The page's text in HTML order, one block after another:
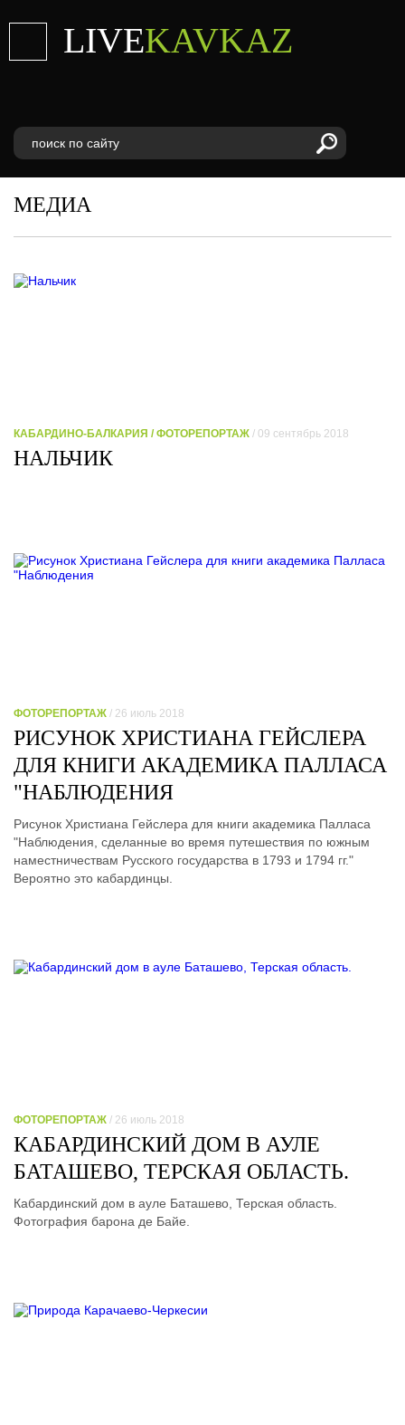
LIVEKAVKAZ
МЕДИА
КАБАРДИНО-БАЛКАРИЯ / ФОТОРЕПОРТАЖ / 09 сентябрь 2018
НАЛЬЧИК
ФОТОРЕПОРТАЖ / 26 июль 2018
РИСУНОК ХРИСТИАНА ГЕЙСЛЕРА
ДЛЯ КНИГИ АКАДЕМИКА ПАЛЛАСА
"НАБЛЮДЕНИЯ
Рисунок Христиана Гейслера для книги академика Палласа
"Наблюдения, сделанные во время путешествия по южным
наместничествам Русского государства в 1793 и 1794 гг."
Вероятно это кабардинцы.
ФОТОРЕПОРТАЖ / 26 июль 2018
КАБАРДИНСКИЙ ДОМ В АУЛЕ
БАТАШЕВО, ТЕРСКАЯ ОБЛАСТЬ.
Кабардинский дом в ауле Баташево, Терская область.
Фотография барона де Байе.